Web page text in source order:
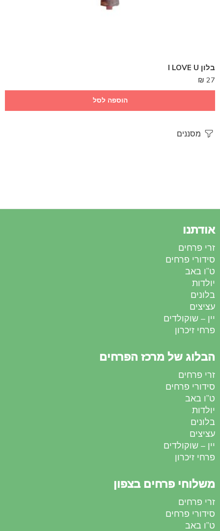
בלון I LOVE U
27
₪
הוספה לסל
מסננים
אודתנו
זרי פרחים
סידורי פרחים
ט”ו באב
יולדות
בלונים
עציצים
יין – שוקולדים
פרחי זיכרון
הבלוג של מרכז הפרחים
זרי פרחים
סידורי פרחים
ט”ו באב
יולדות
בלונים
עציצים
יין – שוקולדים
פרחי זיכרון
משלוחי פרחים בצפון
זרי פרחים
סידורי פרחים
ט”ו באב